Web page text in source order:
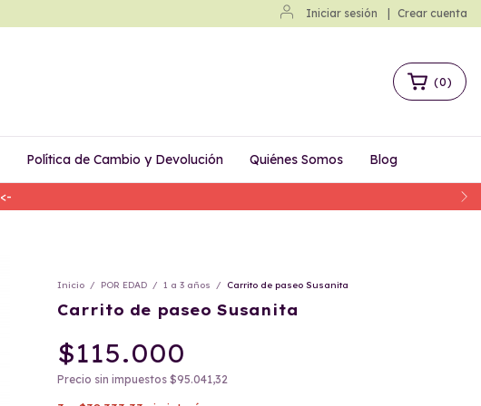
Iniciar sesión Crear cuenta
(0)
Política de Cambio y Devolución Quiénes Somos Blog
Inicio / POR EDAD / 1 a 3 años / Carrito de paseo Susanita
Carrito de paseo Susanita
$115.000
Precio sin impuestos $95.041,32